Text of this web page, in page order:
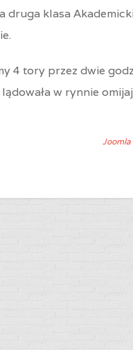
druga klasa
4 tory przez dwie
w rynnie
Joomla